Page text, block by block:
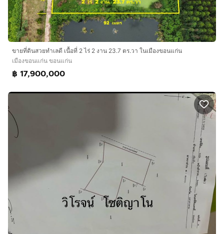
ขายที่ดินสวยทำเลดี เนื้อที่ 2 ไร่ 2 งาน 23.7 ตร.วา ในเมืองขอนแก่น
เมืองขอนแก่น ขอนแก่น
฿ 17,900,000